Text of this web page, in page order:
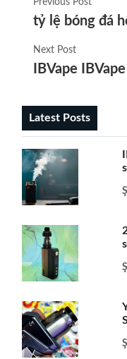
Previous Post
tỷ lệ bóng đá
Next Post
IBVape
Latest Posts